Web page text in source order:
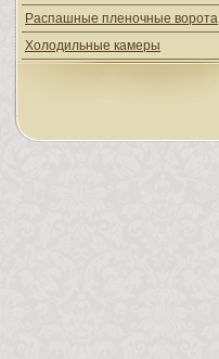
Распашные пленочные ворота
Холодильные камеры